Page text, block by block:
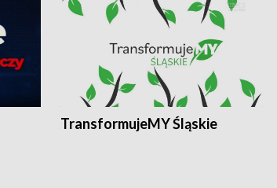
TransformujeMY Śląskie